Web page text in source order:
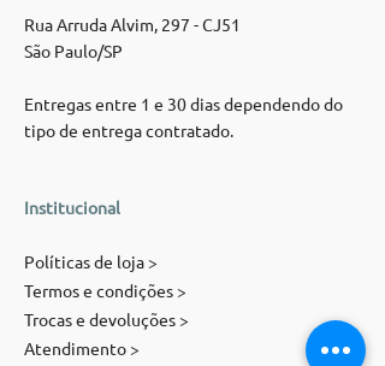
Rua Arruda Alvim, 297 - CJ51
São Paulo/SP
Entregas entre 1 e 30 dias dependendo do
tipo de entrega contratado.
Institucional
Políticas de loja >
Termos e condições >
Trocas e devoluções >
Atendimento >